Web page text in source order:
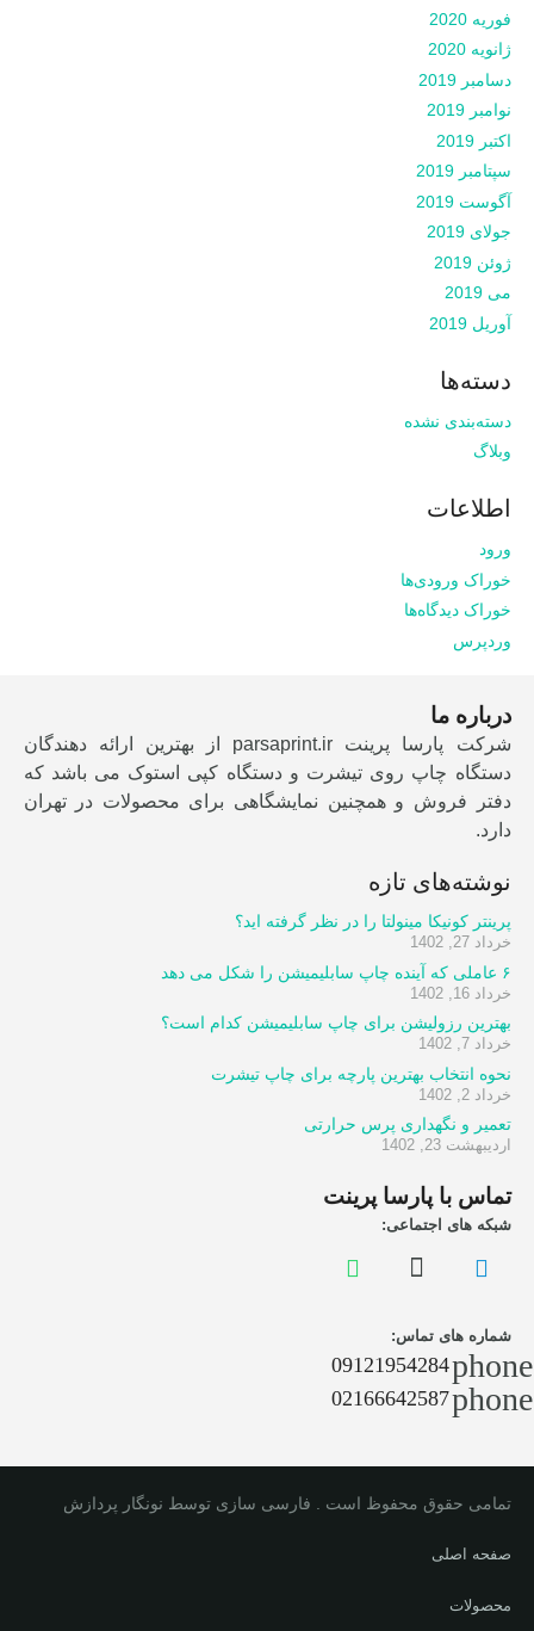
فوریه 2020
ژانویه 2020
دسامبر 2019
نوامبر 2019
اکتبر 2019
سپتامبر 2019
آگوست 2019
جولای 2019
ژوئن 2019
می 2019
آوریل 2019
دسته‌ها
دسته‌بندی نشده
وبلاگ
اطلاعات
ورود
خوراک ورودی‌ها
خوراک دیدگاه‌ها
وردپرس
درباره ما
شرکت پارسا پرینت parsaprint.ir از بهترین ارائه دهندگان
دستگاه چاپ روی تیشرت و دستگاه کپی استوک می باشد که
دفتر فروش و همچنین نمایشگاهی برای محصولات در تهران
دارد.
نوشته‌های تازه
پرینتر کونیکا مینولتا را در نظر گرفته اید؟
خرداد 27, 1402
۶ عاملی که آینده چاپ سابلیمیشن را شکل می دهد
خرداد 16, 1402
بهترین رزولیشن برای چاپ سابلیمیشن کدام است؟
خرداد 7, 1402
نحوه انتخاب بهترین پارچه برای چاپ تیشرت
خرداد 2, 1402
تعمیر و نگهداری پرس حرارتی
اردیبهشت 23, 1402
تماس با پارسا پرینت
شبکه های اجتماعی:
شماره های تماس:
phone
09121954284
phone
02166642587
تمامی حقوق محفوظ است . فارسی سازی توسط نونگار پردازش
صفحه اصلی
محصولات